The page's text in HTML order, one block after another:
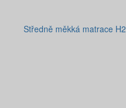
Středně měkká matrace H2